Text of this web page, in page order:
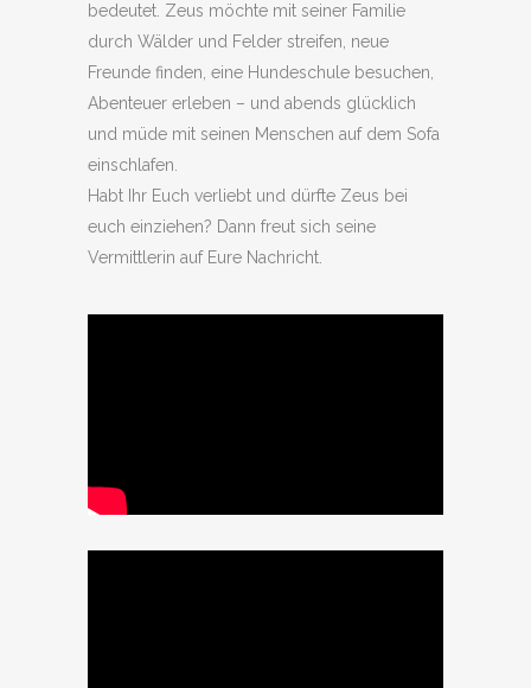
bedeutet. Zeus möchte mit seiner Familie
durch Wälder und Felder streifen, neue
Freunde finden, eine Hundeschule besuchen,
Abenteuer erleben – und abends glücklich
und müde mit seinen Menschen auf dem Sofa
einschlafen.
Habt Ihr Euch verliebt und dürfte Zeus bei
euch einziehen? Dann freut sich seine
Vermittlerin auf Eure Nachricht.